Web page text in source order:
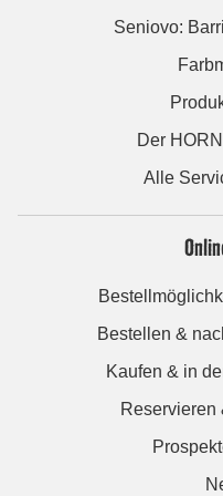
Seniovo:
Der
Alle
Bestellen &
Kaufen & in
Reservieren